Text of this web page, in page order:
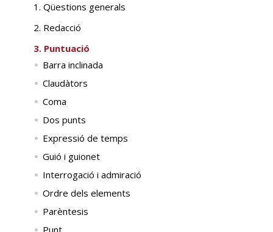
1. Qüestions generals
2. Redacció
3. Puntuació
Barra inclinada
Claudàtors
Coma
Dos punts
Expressió de temps
Guió i guionet
Interrogació i admiració
Ordre dels elements
Parèntesis